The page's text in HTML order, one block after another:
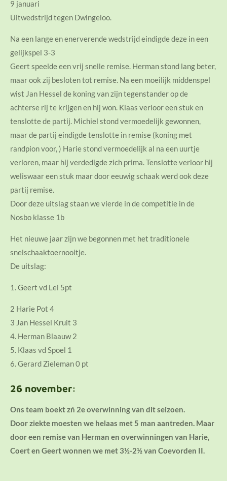
9 januari
Uitwedstrijd tegen Dwingeloo.
Na een lange en enerverende wedstrijd eindigde deze in een
gelijkspel 3-3
Geert speelde een vrij snelle remise. Herman stond lang beter,
maar ook zij besloten tot remise. Na een moeilijk middenspel
wist Jan Hessel de koning van zijn tegenstander op de
achterse rij te krijgen en hij won. Klaas verloor een stuk en
tenslotte de partij. Michiel stond vermoedelijk gewonnen,
maar de partij eindigde tenslotte in remise (koning met
randpion voor, ) Harie stond vermoedelijk al na een uurtje
verloren, maar hij verdedigde zich prima. Tenslotte verloor hij
weliswaar een stuk maar door eeuwig schaak werd ook deze
partij remise.
Door deze uitslag staan we vierde in de competitie in de
Nosbo klasse 1b
Het nieuwe jaar zijn we begonnen met het traditionele
snelschaaktoernooitje.
De uitslag:
1. Geert vd Lei 5pt
2 Harie Pot 4
3 Jan Hessel Kruit 3
4. Herman Blaauw 2
5. Klaas vd Spoel 1
6. Gerard Zieleman 0 pt
26 november:
Ons team boekt zń 2e overwinning van dit seizoen.
Door ziekte moesten we helaas met 5 man aantreden. Maar
door een remise van Herman en overwinningen van Harie,
Coert en Geert wonnen we met 3½-2½ van Coevorden II.